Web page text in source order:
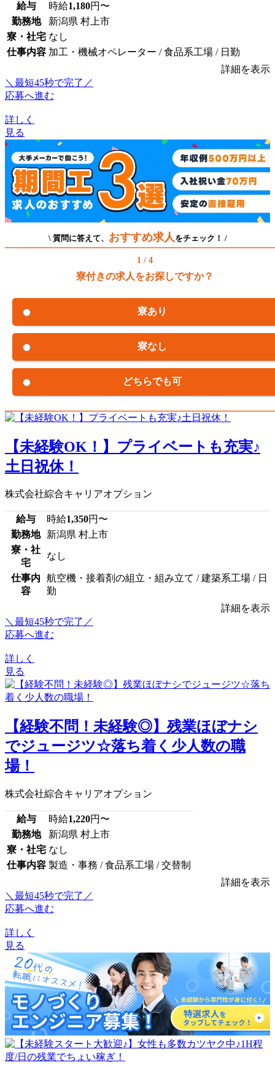
給与 時給1,180円〜
勤務地
新潟県 村上市
寮・社宅 なし
仕事内容 加工・機械オペレーター / 食品系工場 / 日勤
詳細を表示
＼最短45秒で完了／
応募へ進む
詳しく
見る
\ 質問に答えて、 おすすめ求人 をチェック！ /
1 / 4
寮付きの求人をお探しですか？
寮あり
寮なし
どちらでも可
【未経験OK！】プライベートも充実♪
土日祝休！
株式会社綜合キャリアオプション
給与 時給1,350円〜
勤務地
新潟県 村上市
寮・社
宅
なし
仕事内
容
航空機・接着剤の組立・組み立て / 建築系工場 / 日
勤
詳細を表示
＼最短45秒で完了／
応募へ進む
詳しく
見る
【経験不問！未経験◎】残業ほぼナシ
でジュージツ☆落ち着く少人数の職
場！
株式会社綜合キャリアオプション
給与 時給1,220円〜
勤務地
新潟県 村上市
寮・社宅 なし
仕事内容 製造・事務 / 食品系工場 / 交替制
詳細を表示
＼最短45秒で完了／
応募へ進む
詳しく
見る